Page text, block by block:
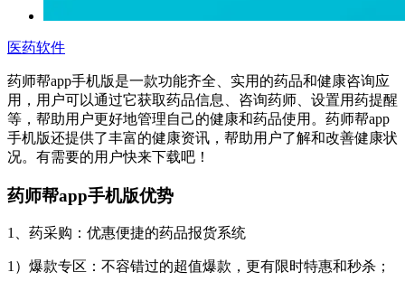
医药软件
药师帮app手机版是一款功能齐全、实用的药品和健康咨询应
用，用户可以通过它获取药品信息、咨询药师、设置用药提醒
等，帮助用户更好地管理自己的健康和药品使用。药师帮app
手机版还提供了丰富的健康资讯，帮助用户了解和改善健康状
况。有需要的用户快来下载吧！
药师帮app手机版优势
1、药采购：优惠便捷的药品报货系统
1）爆款专区：不容错过的超值爆款，更有限时特惠和秒杀；